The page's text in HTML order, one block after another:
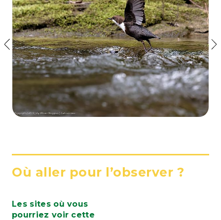
Où aller pour l’observer ?
Les sites où vous
pourriez voir cette